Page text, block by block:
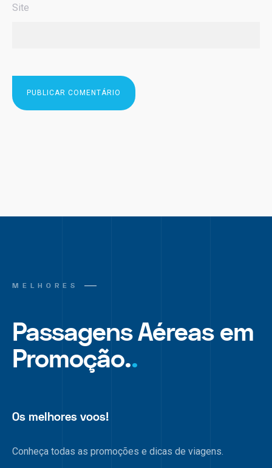
Site
MELHORES
Passagens Aéreas em
Promoção..
Os melhores voos!
Conheça todas as promoções e dicas de viagens.